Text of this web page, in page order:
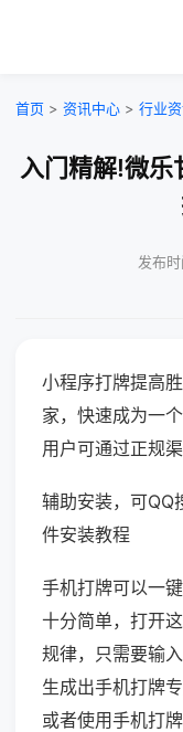
首页 > 资讯中心 > 行业
入门精解!微乐
发布
小程序打牌提高
家，快速成为一
用户可通过正规渠
辅助安装，可
件安装教程
手机打牌可以一
十分简单，打开
规律，只需要输
生成出手机打牌
或者使用手机打